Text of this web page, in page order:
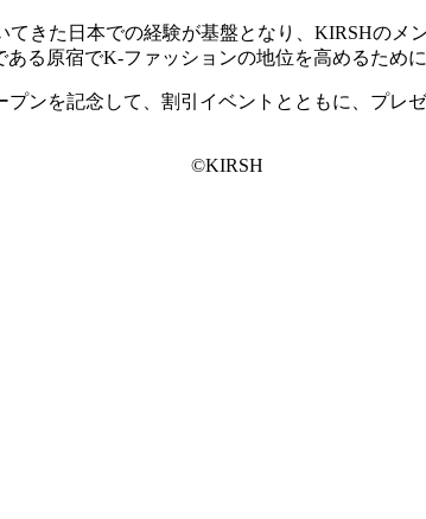
きた日本での経験が基盤となり、KIRSHの
る原宿でK-ファッションの地位を高めるため
ンを記念して、割引イベントとともに、プレ
©KIRSH